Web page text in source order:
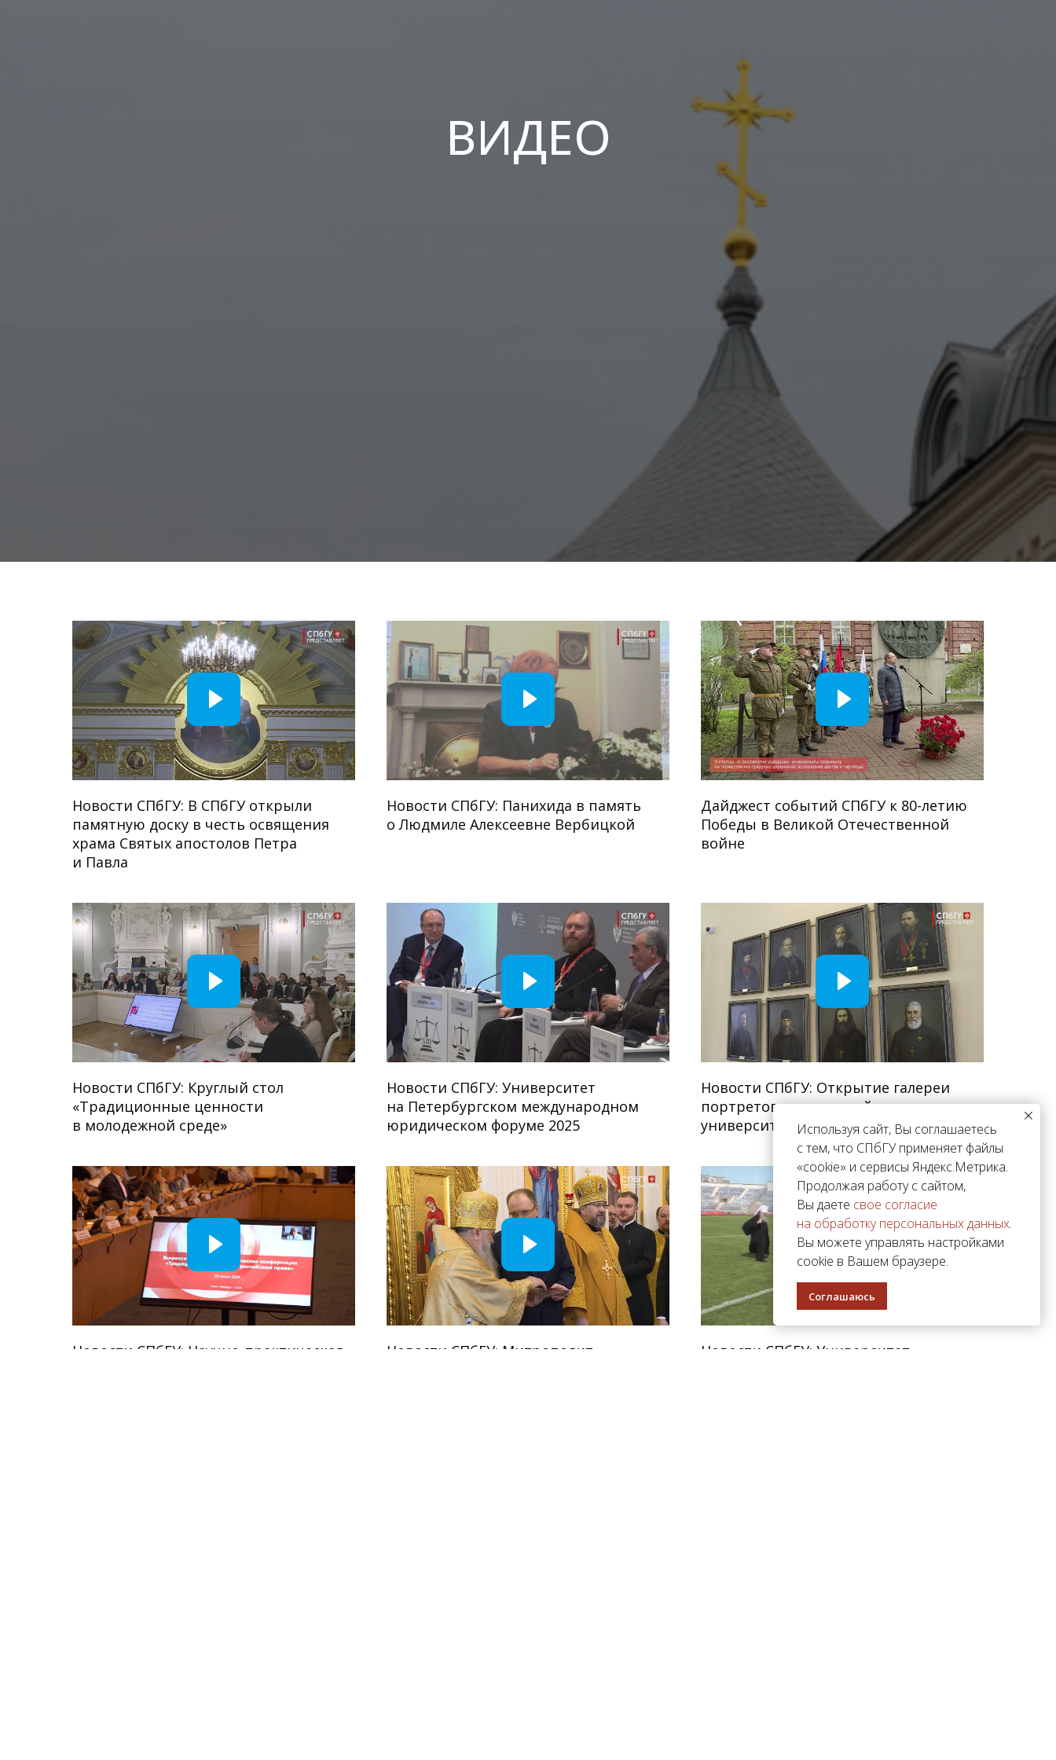
ВИДЕО
Новости СПбГУ: В СПбГУ открыли
памятную доску в честь освящения
храма Святых апостолов Петра
и Павла
Новости СПбГУ: Панихида в память
о Людмиле Алексеевне Вербицкой
Дайджест событий СПбГУ к 80-летию
Победы в Великой Отечественной
войне
Новости СПбГУ: Круглый стол
«Традиционные ценности
в молодежной среде»
Новости СПбГУ: Университет
на Петербургском международном
юридическом форуме 2025
Новости СПбГУ: Открытие галереи
портретов настоятелей
университетского храма
Новости СПбГУ: Научно-практическая
Новости СПбГУ: Митрополит
Новости СПбГУ: Университет
Используя сайт, Вы соглашаетесь
с тем, что СПбГУ применяет файлы
«cookie» и сервисы Яндекс.Метрика.
Продолжая работу с сайтом,
Вы даете свое согласие
на обработку персональных данных.
Вы можете управлять настройками
cookie в Вашем браузере.
Соглашаюсь